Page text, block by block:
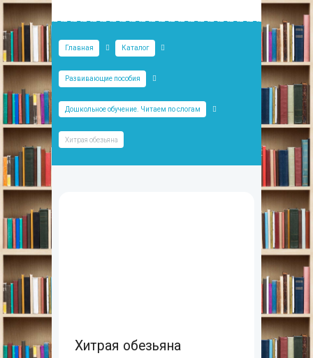
Главная Каталог
Развивающие пособия
Дошкольное обучение. Читаем по слогам
Хитрая обезьяна
Хитрая обезьяна